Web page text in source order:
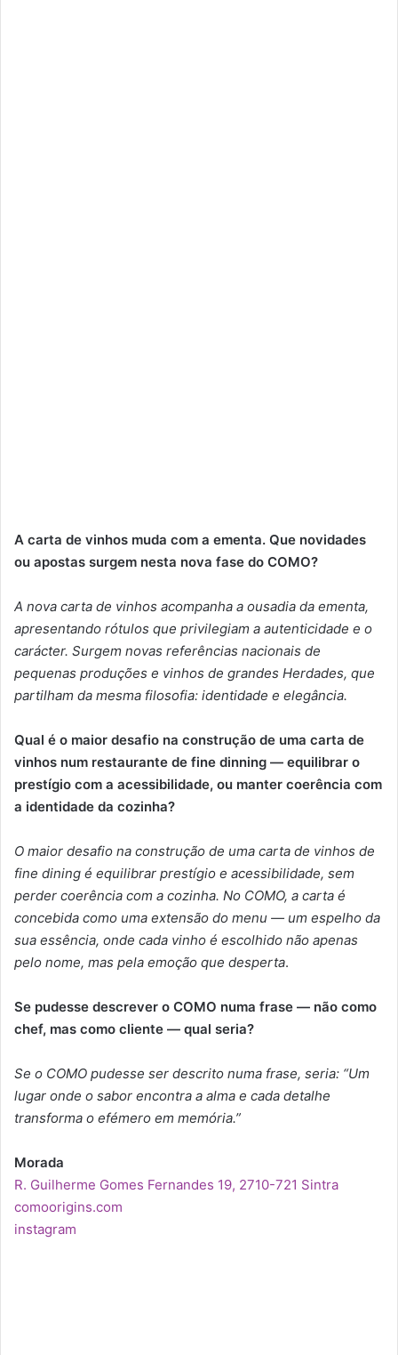
A carta de vinhos muda com a ementa. Que novidades
ou apostas surgem nesta nova fase do COMO?
A nova carta de vinhos acompanha a ousadia da ementa,
apresentando rótulos que privilegiam a autenticidade e o
carácter. Surgem novas referências nacionais de
pequenas produções e vinhos de grandes Herdades, que
partilham da mesma filosofia: identidade e elegância.
Qual é o maior desafio na construção de uma carta de
vinhos num restaurante de fine dinning — equilibrar o
prestígio com a acessibilidade, ou manter coerência com
a identidade da cozinha?
O maior desafio na construção de uma carta de vinhos de
fine dining é equilibrar prestígio e acessibilidade, sem
perder coerência com a cozinha. No COMO, a carta é
concebida como uma extensão do menu — um espelho da
sua essência, onde cada vinho é escolhido não apenas
pelo nome, mas pela emoção que desperta.
Se pudesse descrever o COMO numa frase — não como
chef, mas como cliente — qual seria?
Se o COMO pudesse ser descrito numa frase, seria: “Um
lugar onde o sabor encontra a alma e cada detalhe
transforma o efémero em memória.”
Morada
R. Guilherme Gomes Fernandes 19, 2710-721 Sintra
comoorigins.com
instagram